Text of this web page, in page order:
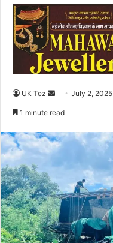
UK Tez
d
a
n
m
a
i
l
July 2, 2025
1 minute read